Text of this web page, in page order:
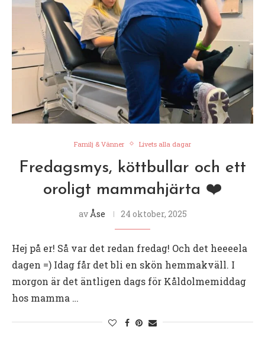
Familj & Vänner Livets alla dagar
Fredagsmys, köttbullar och ett
oroligt mammahjärta ❤️
av Åse 24 oktober, 2025
Hej på er! Så var det redan fredag! Och det heeeela
dagen =) Idag får det bli en skön hemmakväll. I
morgon är det äntligen dags för Kåldolmemiddag
hos mamma …